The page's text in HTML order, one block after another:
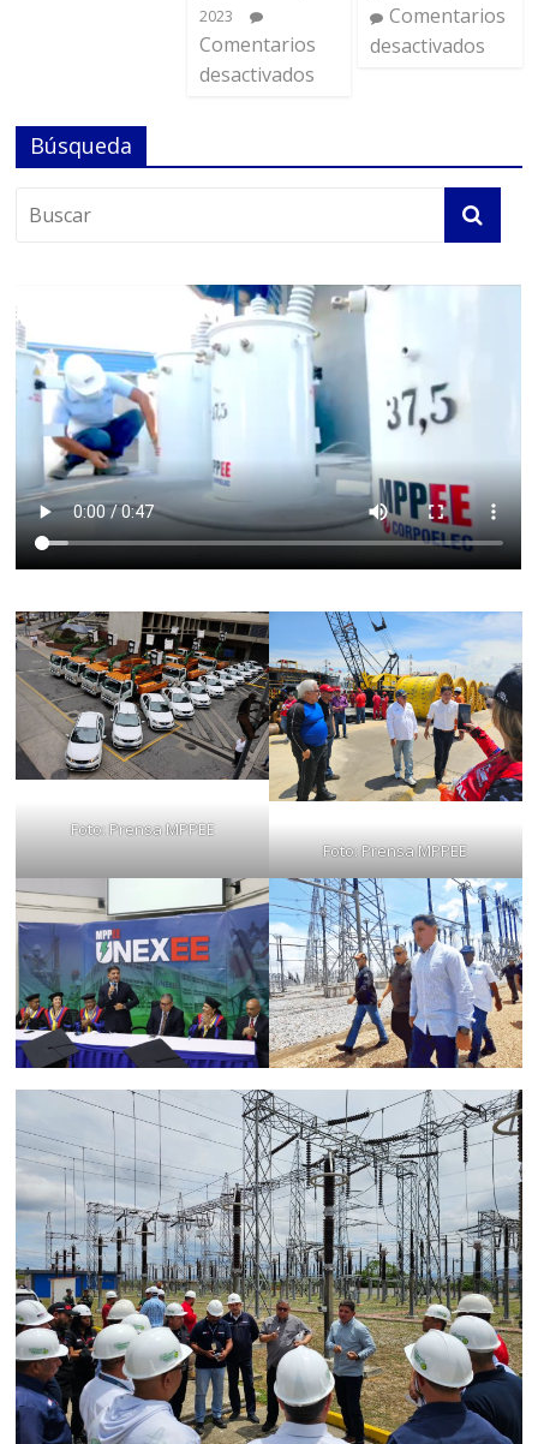
2023
Comentarios
desactivados
Comentarios
desactivados
Búsqueda
Foto: Prensa MPPEE
Foto: Prensa MPPEE